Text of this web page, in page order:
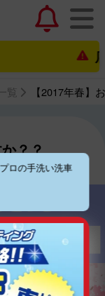
店
覧 【2017年春】
？？
ロの手洗い洗車